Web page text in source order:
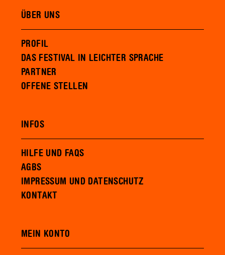
ÜBER UNS
PROFIL
DAS FESTIVAL IN LEICHTER SPRACHE
PARTNER
OFFENE STELLEN
INFOS
HILFE UND FAQS
AGBS
IMPRESSUM UND DATENSCHUTZ
KONTAKT
MEIN KONTO